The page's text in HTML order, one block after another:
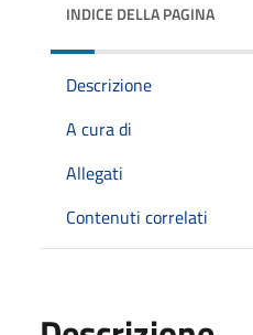
INDICE DELLA PAGINA
Descrizione
A cura di
Allegati
Contenuti correlati